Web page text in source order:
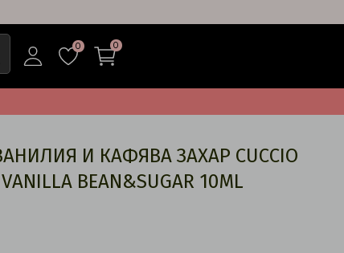
0 0
И КАФЯВА ЗАХАР CUCCIO
BEAN&SUGAR 10ML